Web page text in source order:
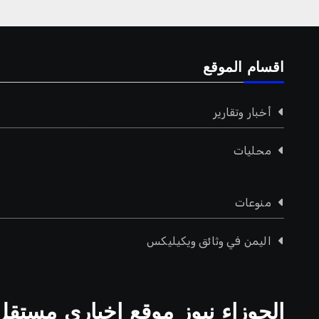
اقسام الموقع
أخبار وتقارير
محليات
منوعات
اليمن في وثائق ويكيليكس
الجوزاء نيوز موقع اخباري